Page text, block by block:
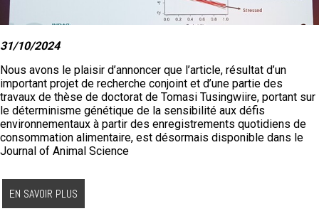
31/10/2024
Nous avons le plaisir d’annoncer que l’article, résultat d’un
important projet de recherche conjoint et d’une partie des
travaux de thèse de doctorat de Tomasi Tusingwiire, portant sur
le déterminisme génétique de la sensibilité aux défis
environnementaux à partir des enregistrements quotidiens de
consommation alimentaire, est désormais disponible dans le
Journal of Animal Science
EN SAVOIR PLUS